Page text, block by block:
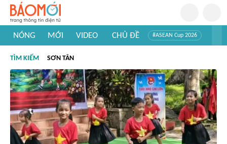
NÓNG MỚI VIDEO CHỦ ĐỀ #ASEAN Cup 2026
#Khám phá thế giới
TÌM KIẾM SƠN TÂN